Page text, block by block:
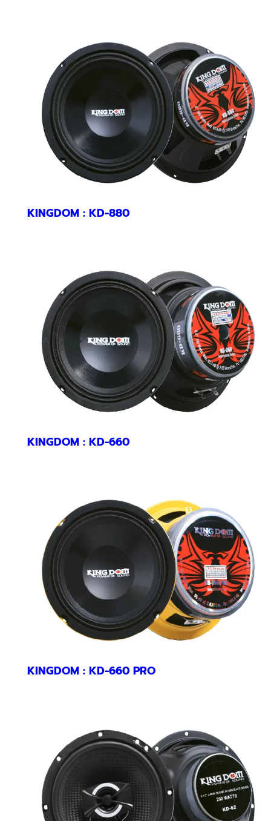
KINGDOM : KD-880
KINGDOM : KD-660
KINGDOM : KD-660 PRO